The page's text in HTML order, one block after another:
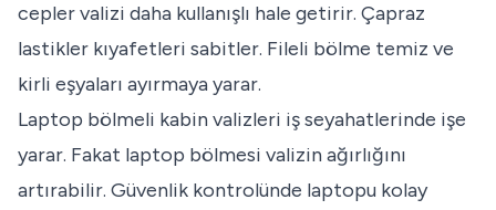
cepler valizi daha kullanışlı hale getirir. Çapraz
lastikler kıyafetleri sabitler. Fileli bölme temiz ve
kirli eşyaları ayırmaya yarar.
Laptop bölmeli kabin valizleri iş seyahatlerinde işe
yarar. Fakat laptop bölmesi valizin ağırlığını
artırabilir. Güvenlik kontrolünde laptopu kolay